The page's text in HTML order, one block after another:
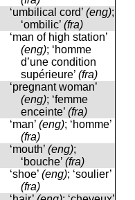
‘umbilical cord’ (eng);
‘ombilic’ (fra)
‘man of high station’
(eng); ‘homme
d’une condition
supérieure’ (fra)
‘pregnant woman’
(eng); ‘femme
enceinte’ (fra)
‘man’ (eng); ‘homme’
(fra)
‘mouth’ (eng);
‘bouche’ (fra)
‘shoe’ (eng); ‘soulier’
(fra)